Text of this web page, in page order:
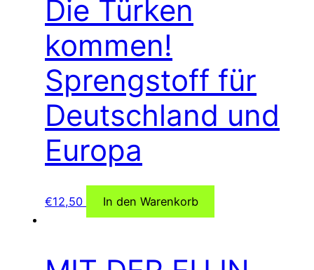
Die Türken
kommen!
Sprengstoff für
Deutschland und
Europa
€12,50 In den Warenkorb